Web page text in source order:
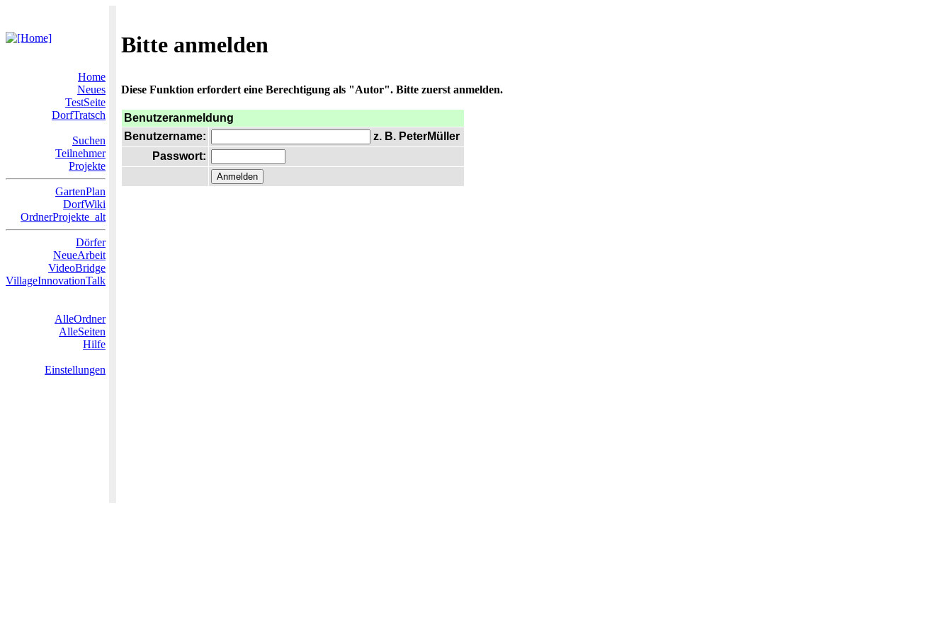
Bitte anmelden
Home
Neues
TestSeite
DorfTratsch
Suchen
Teilnehmer
Projekte
GartenPlan
DorfWiki
OrdnerProjekte_alt
Dörfer
NeueArbeit
VideoBridge
VillageInnovationTalk
AlleOrdner
AlleSeiten
Hilfe
Einstellungen
Diese Funktion erfordert eine Berechtigung als "Autor". Bitte zuerst anmelden.
Benutzeranmeldung
Benutzername:
z. B. PeterMüller
Passwort: